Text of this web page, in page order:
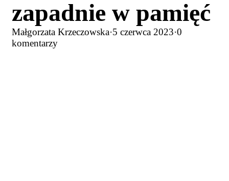
zapadnie w pamięć
Małgorzata Krzeczowska·5 czerwca 2023·0
komentarzy